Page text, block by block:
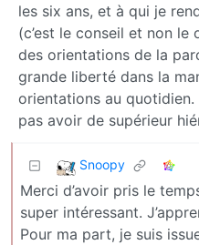
les six ans, et à qui je
(c’est le conseil et non le
des orientations de la
grande liberté dans la
orientations au
pas avoir de supérieur
Snoopy
Merci d’avoir pris le
super intéressant.
Pour ma part, je suis